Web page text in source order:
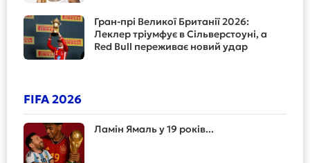
Гран-прі Великої Британії 2026:
Леклер тріумфує в Сільверстоуні, а
Red Bull переживає новий удар
FIFA 2026
Ламін Ямаль у 19 років...